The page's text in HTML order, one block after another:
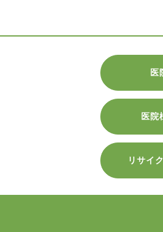
医
医院
リサイ